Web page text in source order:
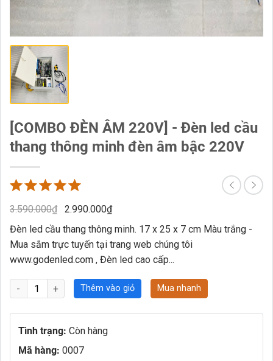
[COMBO ĐÈN ÂM 220V] - Đèn led cầu
thang thông minh đèn âm bậc 220V
3.590.000₫ 2.990.000₫
Đèn led cầu thang thông minh. 17 x 25 x 7 cm Màu trắng -
Mua sắm trực tuyến tại trang web chúng tôi
www.godenled.com , Đèn led cao cấp...
Thêm vào giỏ Mua nhanh
Tình trạng: Còn hàng
Mã hàng: 0007